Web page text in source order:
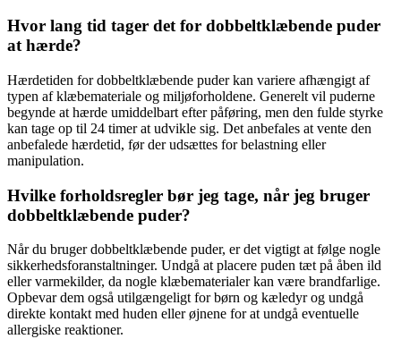
Hvor lang tid tager det for dobbeltklæbende puder
at hærde?
Hærdetiden for dobbeltklæbende puder kan variere afhængigt af
typen af klæbemateriale og miljøforholdene. Generelt vil puderne
begynde at hærde umiddelbart efter påføring, men den fulde styrke
kan tage op til 24 timer at udvikle sig. Det anbefales at vente den
anbefalede hærdetid, før der udsættes for belastning eller
manipulation.
Hvilke forholdsregler bør jeg tage, når jeg bruger
dobbeltklæbende puder?
Når du bruger dobbeltklæbende puder, er det vigtigt at følge nogle
sikkerhedsforanstaltninger. Undgå at placere puden tæt på åben ild
eller varmekilder, da nogle klæbematerialer kan være brandfarlige.
Opbevar dem også utilgængeligt for børn og kæledyr og undgå
direkte kontakt med huden eller øjnene for at undgå eventuelle
allergiske reaktioner.